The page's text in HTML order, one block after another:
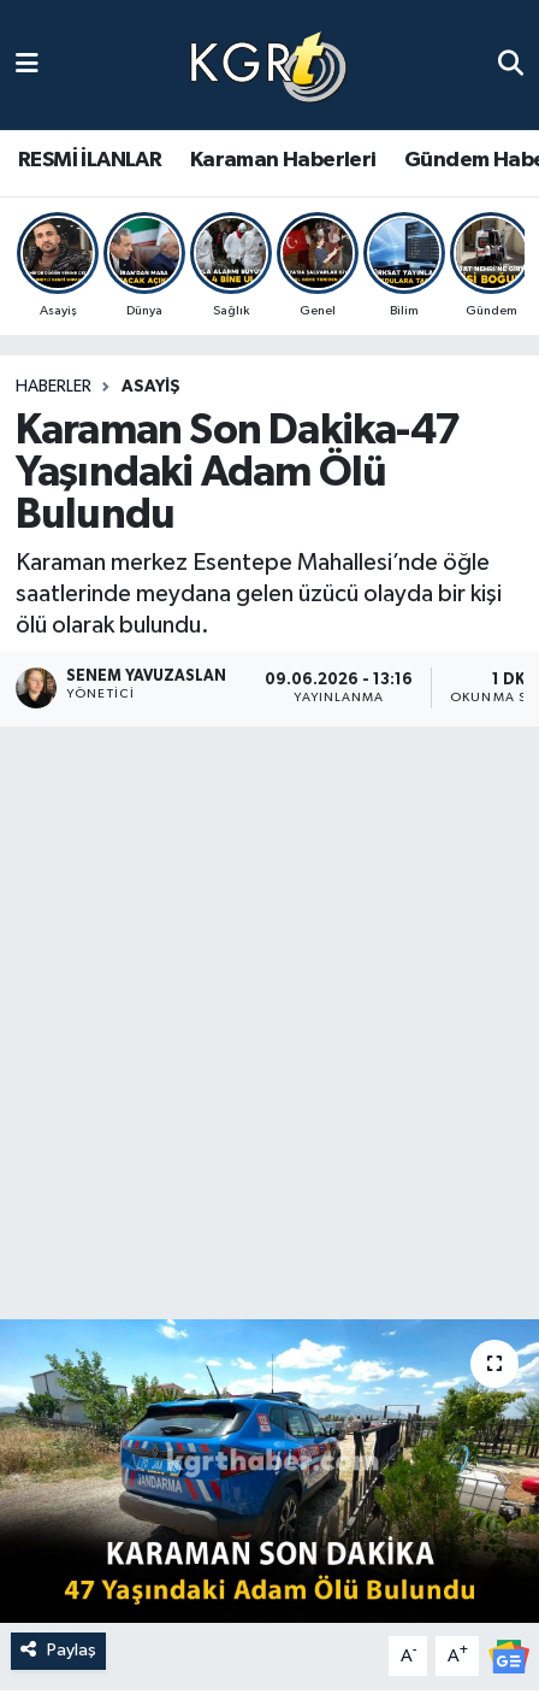
RESMİ İLANLAR Karaman Haberleri Gündem
Asayiş Dünya Sağlık Genel Bilim Gündem
HABERLER ASAYIŞ
Karaman Son Dakika-47
Yaşındaki Adam Ölü
Bulundu
Karaman merkez Esentepe Mahallesi’nde öğle
saatlerinde meydana gelen üzücü olayda bir kişi
ölü olarak bulundu.
SENEM YAVUZASLAN
YÖNETICI
09.06.2026 - 13:16
YAYINLANMA
1 DK
OKUNMA
Paylaş A- A+
Gündem Haberleri
Güncel Haberler
Spor Haberleri
Ulusal Haberler
Vefat Edenler